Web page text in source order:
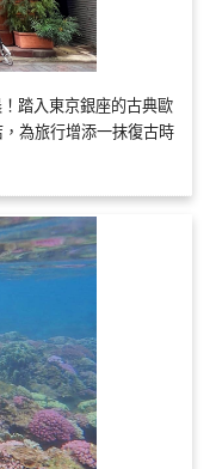
踏入東京銀座的古典歐
為旅行增添一抹復古時